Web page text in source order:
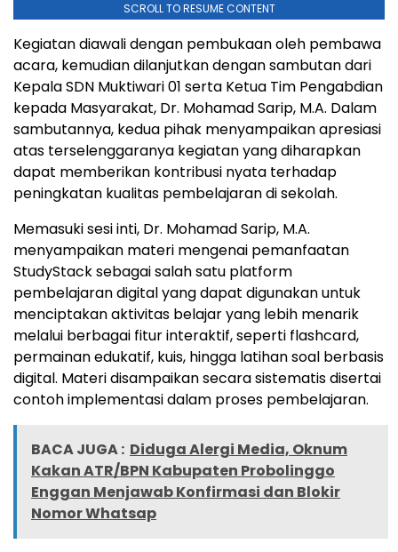
SCROLL TO RESUME CONTENT
Kegiatan diawali dengan pembukaan oleh pembawa
acara, kemudian dilanjutkan dengan sambutan dari
Kepala SDN Muktiwari 01 serta Ketua Tim Pengabdian
kepada Masyarakat, Dr. Mohamad Sarip, M.A. Dalam
sambutannya, kedua pihak menyampaikan apresiasi
atas terselenggaranya kegiatan yang diharapkan
dapat memberikan kontribusi nyata terhadap
peningkatan kualitas pembelajaran di sekolah.
Memasuki sesi inti, Dr. Mohamad Sarip, M.A.
menyampaikan materi mengenai pemanfaatan
StudyStack sebagai salah satu platform
pembelajaran digital yang dapat digunakan untuk
menciptakan aktivitas belajar yang lebih menarik
melalui berbagai fitur interaktif, seperti flashcard,
permainan edukatif, kuis, hingga latihan soal berbasis
digital. Materi disampaikan secara sistematis disertai
contoh implementasi dalam proses pembelajaran.
BACA JUGA : Diduga Alergi Media, Oknum
Kakan ATR/BPN Kabupaten Probolinggo
Enggan Menjawab Konfirmasi dan Blokir
Nomor Whatsap